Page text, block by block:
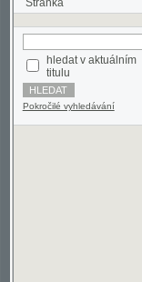
hledat v aktuálním
Pokročilé vyhledávání